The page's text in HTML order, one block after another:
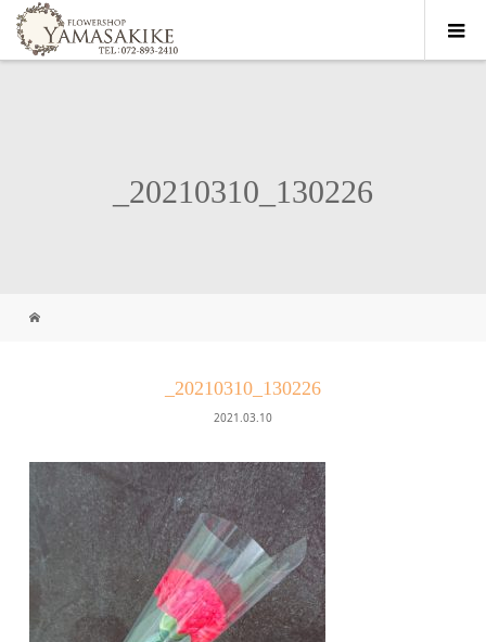
_20210310_130226
_20210310_130226
2021.03.10